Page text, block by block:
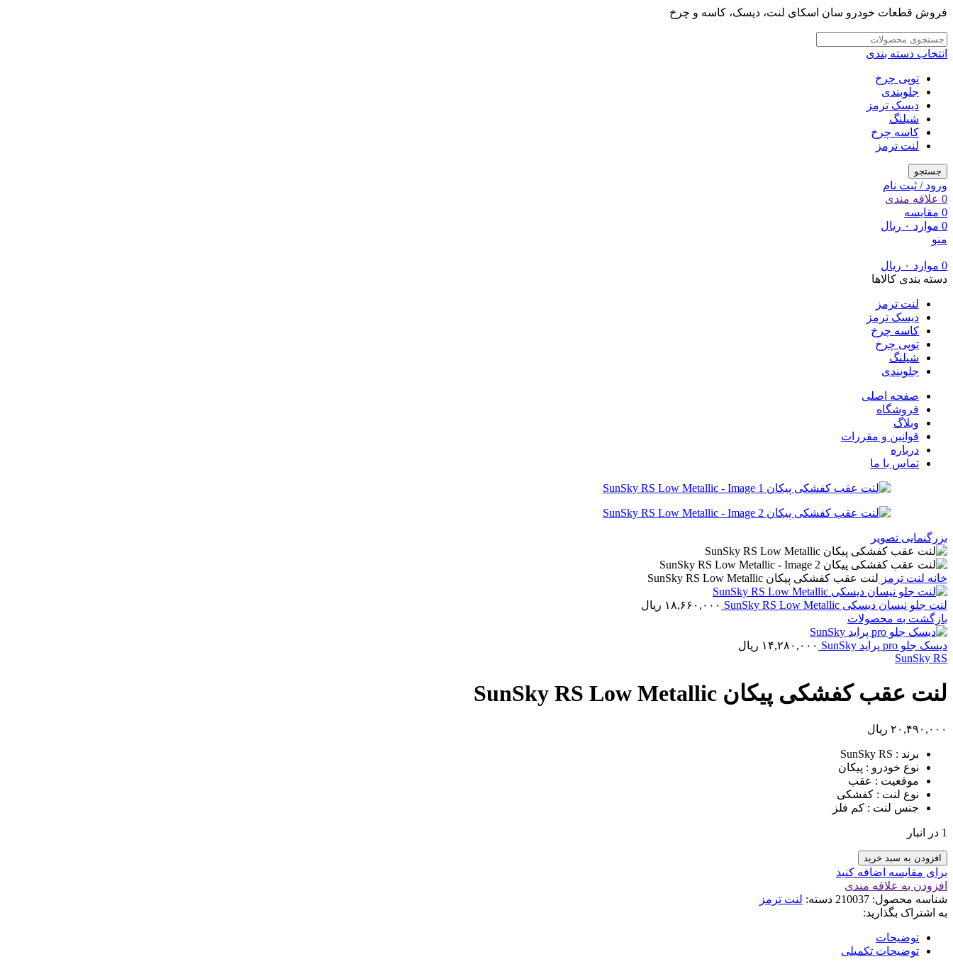
فروش قطعات خودرو سان اسکای لنت، دیسک، کاسه و چرخ
انتخاب دسته بندی
توپی چرخ
جلوبندی
دیسک ترمز
شیلنگ
کاسه چرخ
لنت ترمز
جستجو
ورود / ثبت نام
0 علاقه مندی
0 مقایسه
0 موارد ۰ ریال
منو
0 موارد ۰ ریال
دسته بندی کالاها
لنت ترمز
دیسک ترمز
کاسه چرخ
توپی چرخ
شیلنگ
جلوبندی
صفحه اصلی
فروشگاه
وبلاگ
قوانین و مقررات
درباره
تماس با ما
بزرگنمایی تصویر
خانه لنت ترمز لنت عقب کفشکی پيکان SunSky RS Low Metallic
لنت جلو نيسان دیسکی SunSky RS Low Metallic ۱۸,۶۶۰,۰۰۰ ریال
بازگشت به محصولات
ديسک جلو pro پرايد SunSky ۱۴,۲۸۰,۰۰۰ ریال
SunSky RS
لنت عقب کفشکی پيکان SunSky RS Low Metallic
۲۰,۴۹۰,۰۰۰ ریال
برند : SunSky RS
نوع خودرو : پیکان
موقعیت : عقب
نوع لنت : کفشکی
جنس لنت : کم فلز
1 در انبار
لنت
عقب
کفشکی
پيکان
SunSky
Low
Metallic
افزودن به سبد خرید
برای مقایسه اضافه کنید
افزودن به علاقه مندی
شناسه محصول: 210037 دسته: لنت ترمز
به اشتراک بگذارید:
توضیحات
توضیحات تکمیلی